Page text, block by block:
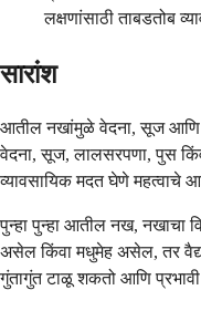
लक्षणांसाठी ताबडतोब
सारांश
आतील नखांमुळे वेदना, सूज आणि
वेदना, सूज, लालसरपणा, पुस
व्यावसायिक मदत घेणे महत्वाचे
पुन्हा पुन्हा आतील नख, नखाचा
असेल किंवा मधुमेह असेल, तर
गुंतागुंत टाळू शकतो आणि